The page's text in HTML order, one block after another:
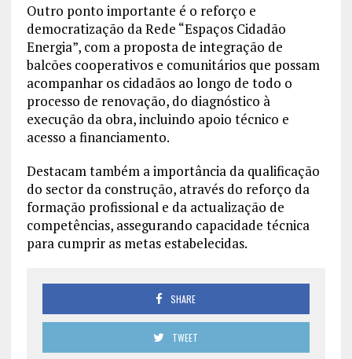
Outro ponto importante é o reforço e
democratização da Rede “Espaços Cidadão
Energia”, com a proposta de integração de
balcões cooperativos e comunitários que possam
acompanhar os cidadãos ao longo de todo o
processo de renovação, do diagnóstico à
execução da obra, incluindo apoio técnico e
acesso a financiamento.
Destacam também a importância da qualificação
do sector da construção, através do reforço da
formação profissional e da actualização de
competências, assegurando capacidade técnica
para cumprir as metas estabelecidas.
SHARE
TWEET